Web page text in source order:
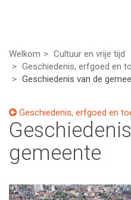
Welkom
Cultuur en vrije tijd
Geschiedenis, erfgoed en
Geschiedenis van de
Geschiedenis, erfgoed en
gemeente